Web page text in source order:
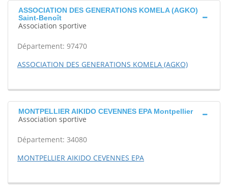
ASSOCIATION DES GENERATIONS KOMELA (AGKO)
Saint-Benoît
Association sportive
Département: 97470
ASSOCIATION DES GENERATIONS KOMELA (AGKO)
MONTPELLIER AIKIDO CEVENNES EPA Montpellier
Association sportive
Département: 34080
MONTPELLIER AIKIDO CEVENNES EPA